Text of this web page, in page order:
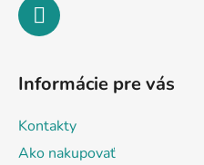
Informácie pre vás
Kontakty
Ako nakupovať